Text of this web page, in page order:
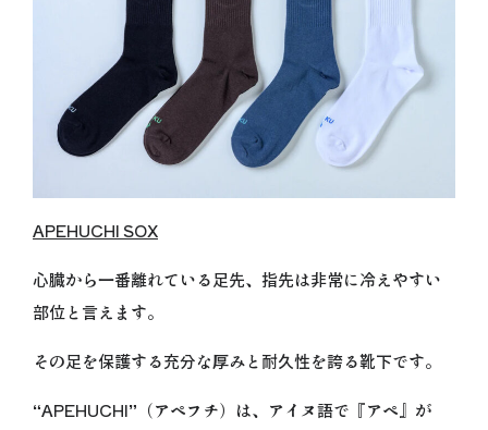
APEHUCHI SOX
心臓から一番離れている足先、指先は非常に冷えやすい
部位と言えます。
その足を保護する充分な厚みと耐久性を誇る靴下です。
“APEHUCHI”（アペフチ）は、アイヌ語で『アペ』が